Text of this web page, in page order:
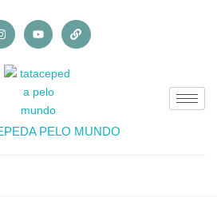
PELO MUNDO